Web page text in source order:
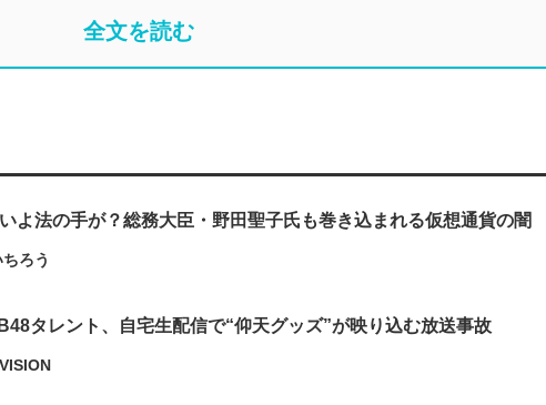
全文を読む
よ法の手が？総務大臣・野田聖子氏も巻き込まれる仮想通貨の闇
ろう
タレント、自宅生配信で“仰天グッズ”が映り込む放送事故